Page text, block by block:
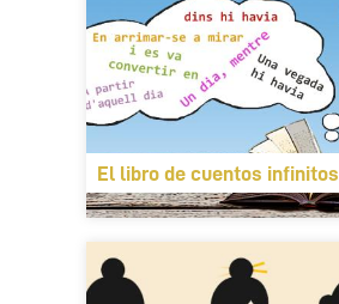
El libro de cuentos infinitos